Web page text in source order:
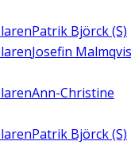
Patrik Björck (S)
Josefin
Ann-Christine
Patrik Björck (S)